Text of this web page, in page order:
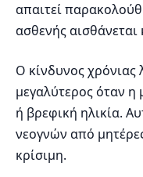
απαιτεί
ασθενής αισθάνεται
Ο κίνδυνος χρόνιας
μεγαλύτερος όταν η
ή βρεφική ηλικία.
νεογνών από
κρίσιμη.